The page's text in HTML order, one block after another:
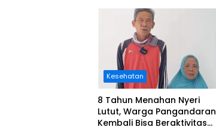
Kesehatan
8 Tahun Menahan Nyeri
Lutut, Warga Pangandaran
Kembali Bisa Beraktivitas